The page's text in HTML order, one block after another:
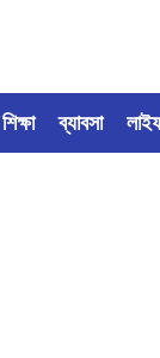
শিক্ষা ব্যাবসা